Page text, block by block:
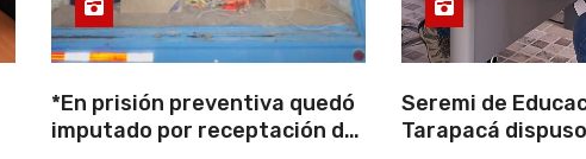
*En prisión preventiva quedó
imputado por receptación de
Seremi de
Tarapacá